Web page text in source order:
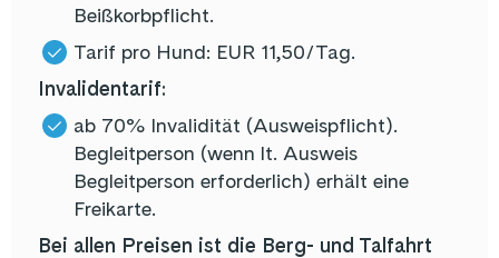
Beißkorbpflicht.
Tarif pro Hund: EUR 11,50/Tag.
Invalidentarif:
ab 70% Invalidität (Ausweispflicht).
Begleitperson (wenn lt. Ausweis
Begleitperson erforderlich) erhält eine
Freikarte.
Bei allen Preisen ist die Berg- und Talfahrt